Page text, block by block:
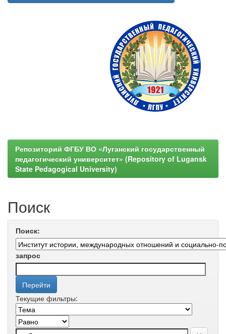
Репозиторий ФГБУ ВО «Луганский государственный
педагогический университет» (Repository of Lugansk
State Pedagogical University)
Поиск
Поиск:
запрос
Текущие фильтры: